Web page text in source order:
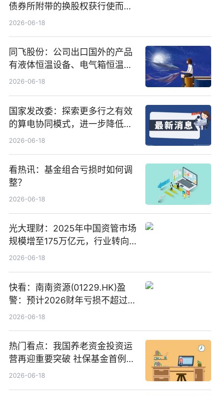
债券所附带的换股权获行使而发
行5200万股
2026-06-18
同飞股份：公司出口国外的产品
有液体恒温设备、电气箱恒温装
置、纯水冷却单元和特种换热器
2026-06-18
国家发改委：探索更多行之有效
的算电协同模式，进一步降低网
络传输时延_最资讯
2026-06-18
看热讯：基金组合亏损时如何调
整？
2026-06-18
光大理财：2025年中国资管市场
规模增至175万亿元，行业转向
“量质并重”
2026-06-18
快看：南南资源(01229.HK)盈
警：预计2026财年亏损不超过
1000万港元
2026-06-18
热门看点：我国养老资金投资运
营再迎重要突破 社保基金首例期
货账户完成开立
2026-06-18